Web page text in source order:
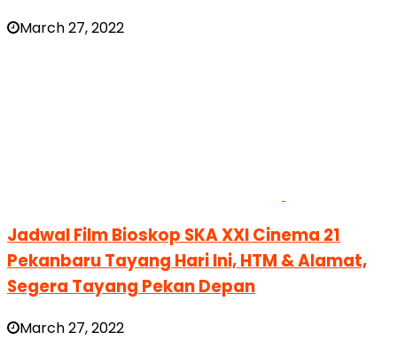
March 27, 2022
Jadwal Film Bioskop SKA XXI Cinema 21
Pekanbaru Tayang Hari Ini, HTM & Alamat,
Segera Tayang Pekan Depan
March 27, 2022